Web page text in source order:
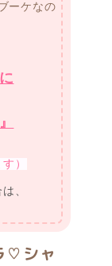
ーケなの
）
、
♡シャ